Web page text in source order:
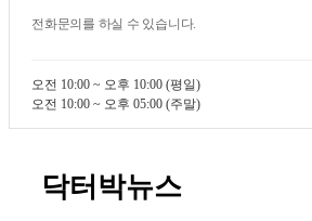
전화문의를 하실 수 있습니다.
오전 10:00 ~ 오후 10:00 (평일)
오전 10:00 ~ 오후 05:00 (주말)
닥터박뉴스